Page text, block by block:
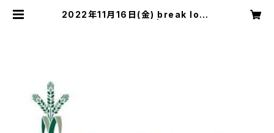
2022年11月16日(金) break loos